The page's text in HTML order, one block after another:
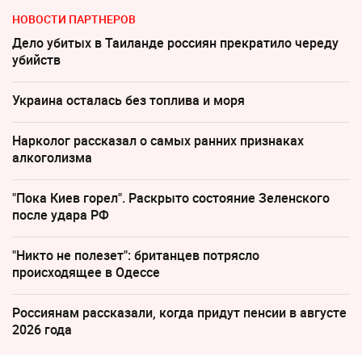
НОВОСТИ ПАРТНЕРОВ
Дело убитых в Таиланде россиян прекратило череду
убийств
Украина осталась без топлива и моря
Нарколог рассказал о самых ранних признаках
алкоголизма
"Пока Киев горел". Раскрыто состояние Зеленского
после удара РФ
"Никто не полезет": британцев потрясло
происходящее в Одессе
Россиянам рассказали, когда придут пенсии в августе
2026 года